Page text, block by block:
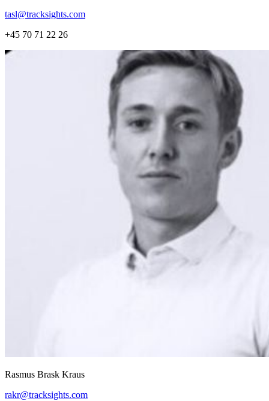
tasl@tracksights.com
+45 70 71 22 26
Rasmus Brask Kraus
rakr@tracksights.com